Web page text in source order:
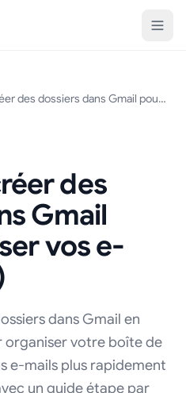
Comment créer des dossiers dans Gmail pour organiser vos e-mails (2025)
des
Gmail
vos e-
dans Gmail en
organiser votre boîte de
e-mails plus rapidement
un guide étape par